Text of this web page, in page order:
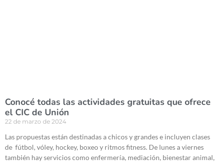
Conocé todas las actividades gratuitas que ofrece
el CIC de Unión
22 de marzo de 2024
Las propuestas están destinadas a chicos y grandes e incluyen clases
de fútbol, vóley, hockey, boxeo y ritmos fitness. De lunes a viernes
también hay servicios como enfermería, mediación, bienestar animal,